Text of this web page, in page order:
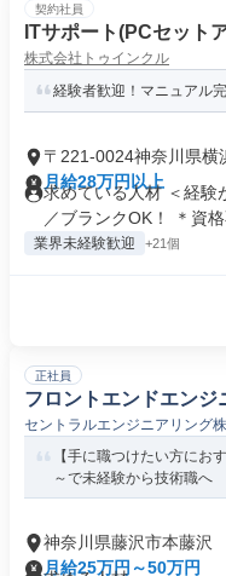
契約社員
ITサポート(PCセット
株式会社トゥインクル
経験者歓迎！マニュアル
〒221-0024神奈川県横
町
月給28万円以上
求めている人材 ＜経験
／ブランクOK！ ＊資格
業界未経験歓迎 +21個
正社員
フロントエンドエンジ
セントラルエンジニアリング
【手に職つけたい方に
～で未経験から技術職へ
神奈川県藤沢市本藤沢
月給25万円～50万円